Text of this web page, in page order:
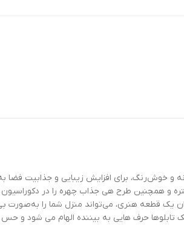
و خوش‌رنگ، برای افزایش زیبایی و جذابیت فضا
و همچنین طرح هی جذاب چهره را در دکوراسیون
یک قطعه هنری، می‌تواند منزل شما را به‌صورت
تابلوها حرف هایی به بیننده الهام می شود و